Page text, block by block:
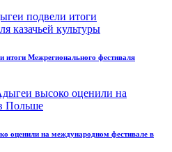
Межрегионального фестиваля
оценили на международном фестивале в